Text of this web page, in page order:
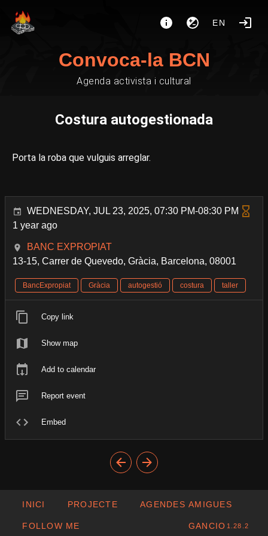
EN
Convoca-la BCN
Agenda activista i cultural
Costura autogestionada
Porta la roba que vulguis arreglar.
WEDNESDAY, JUL 23, 2025, 07:30 PM-08:30 PM
1 year ago
BANC EXPROPIAT
13-15, Carrer de Quevedo, Gràcia, Barcelona, 08001
BancExpropiat Gràcia autogestió costura taller
Copy link
Show map
Add to calendar
Report event
Embed
INICI PROJECTE AGENDES AMIGUES
FOLLOW ME GANCIO 1.28.2